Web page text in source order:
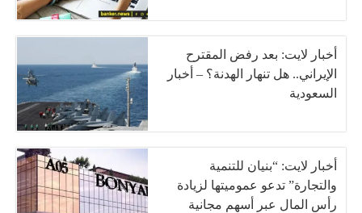
أخبار لايت: بعد رفض المقترح
الإيراني.. هل تنهار الهدنة؟ – أخبار
السعودية
أخبار لايت: “بنيان للتنمية
والتجارة” تدعو عموميتها لزيادة
رأس المال عبر أسهم مجانية